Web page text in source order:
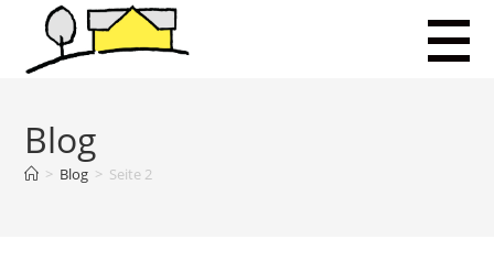
springen
Blog
> Blog > Seite 2